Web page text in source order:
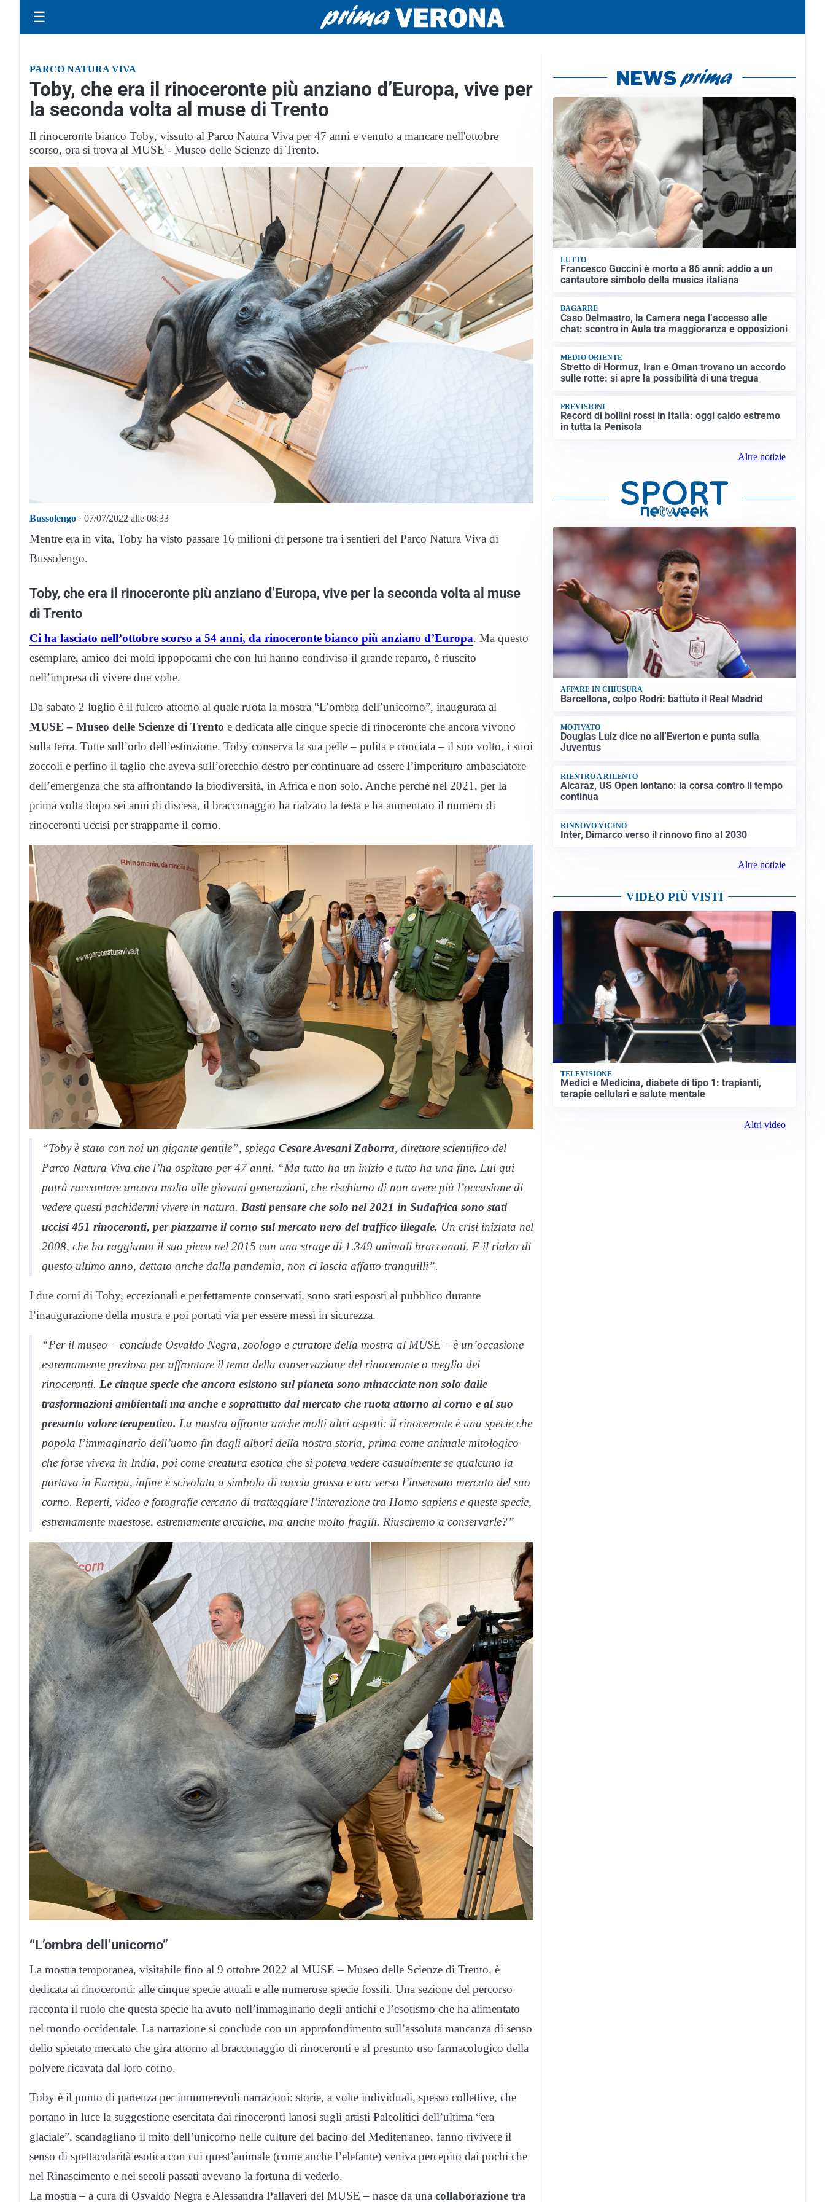
☰
PARCO NATURA VIVA
Toby, che era il rinoceronte più anziano d’Europa, vive per
la seconda volta al muse di Trento
Il rinoceronte bianco Toby, vissuto al Parco Natura Viva per 47 anni e venuto a mancare nell'ottobre
scorso, ora si trova al MUSE - Museo delle Scienze di Trento.
Bussolengo · 07/07/2022 alle 08:33
Mentre era in vita, Toby ha visto passare 16 milioni di persone tra i sentieri del Parco Natura Viva di
Bussolengo.
Toby, che era il rinoceronte più anziano d’Europa, vive per la seconda volta al muse
di Trento
Ci ha lasciato nell’ottobre scorso a 54 anni, da rinoceronte bianco più anziano d’Europa. Ma questo
esemplare, amico dei molti ippopotami che con lui hanno condiviso il grande reparto, è riuscito
nell’impresa di vivere due volte.
Da sabato 2 luglio è il fulcro attorno al quale ruota la mostra “L’ombra dell’unicorno”, inaugurata al
MUSE – Museo delle Scienze di Trento e dedicata alle cinque specie di rinoceronte che ancora vivono
sulla terra. Tutte sull’orlo dell’estinzione. Toby conserva la sua pelle – pulita e conciata – il suo volto, i suoi
zoccoli e perfino il taglio che aveva sull’orecchio destro per continuare ad essere l’imperituro ambasciatore
dell’emergenza che sta affrontando la biodiversità, in Africa e non solo. Anche perchè nel 2021, per la
prima volta dopo sei anni di discesa, il bracconaggio ha rialzato la testa e ha aumentato il numero di
rinoceronti uccisi per strapparne il corno.
“Toby è stato con noi un gigante gentile”, spiega Cesare Avesani Zaborra, direttore scientifico del
Parco Natura Viva che l’ha ospitato per 47 anni. “Ma tutto ha un inizio e tutto ha una fine. Lui qui
potrà raccontare ancora molto alle giovani generazioni, che rischiano di non avere più l’occasione di
vedere questi pachidermi vivere in natura. Basti pensare che solo nel 2021 in Sudafrica sono stati
uccisi 451 rinoceronti, per piazzarne il corno sul mercato nero del traffico illegale. Un crisi iniziata nel
2008, che ha raggiunto il suo picco nel 2015 con una strage di 1.349 animali bracconati. E il rialzo di
questo ultimo anno, dettato anche dalla pandemia, non ci lascia affatto tranquilli”.
I due corni di Toby, eccezionali e perfettamente conservati, sono stati esposti al pubblico durante
l’inaugurazione della mostra e poi portati via per essere messi in sicurezza.
“Per il museo – conclude Osvaldo Negra, zoologo e curatore della mostra al MUSE – è un’occasione
estremamente preziosa per affrontare il tema della conservazione del rinoceronte o meglio dei
rinoceronti. Le cinque specie che ancora esistono sul pianeta sono minacciate non solo dalle
trasformazioni ambientali ma anche e soprattutto dal mercato che ruota attorno al corno e al suo
presunto valore terapeutico. La mostra affronta anche molti altri aspetti: il rinoceronte è una specie che
popola l’immaginario dell’uomo fin dagli albori della nostra storia, prima come animale mitologico
che forse viveva in India, poi come creatura esotica che si poteva vedere casualmente se qualcuno la
portava in Europa, infine è scivolato a simbolo di caccia grossa e ora verso l’insensato mercato del suo
corno. Reperti, video e fotografie cercano di tratteggiare l’interazione tra Homo sapiens e queste specie,
estremamente maestose, estremamente arcaiche, ma anche molto fragili. Riusciremo a conservarle?”
“L’ombra dell’unicorno”
La mostra temporanea, visitabile fino al 9 ottobre 2022 al MUSE – Museo delle Scienze di Trento, è
dedicata ai rinoceronti: alle cinque specie attuali e alle numerose specie fossili. Una sezione del percorso
racconta il ruolo che questa specie ha avuto nell’immaginario degli antichi e l’esotismo che ha alimentato
nel mondo occidentale. La narrazione si conclude con un approfondimento sull’assoluta mancanza di senso
dello spietato mercato che gira attorno al bracconaggio di rinoceronti e al presunto uso farmacologico della
polvere ricavata dal loro corno.
Toby è il punto di partenza per innumerevoli narrazioni: storie, a volte individuali, spesso collettive, che
portano in luce la suggestione esercitata dai rinoceronti lanosi sugli artisti Paleolitici dell’ultima “era
glaciale”, scandagliano il mito dell’unicorno nelle culture del bacino del Mediterraneo, fanno rivivere il
senso di spettacolarità esotica con cui quest’animale (come anche l’elefante) veniva percepito dai pochi che
nel Rinascimento e nei secoli passati avevano la fortuna di vederlo.
La mostra – a cura di Osvaldo Negra e Alessandra Pallaveri del MUSE – nasce da una collaborazione tra
LUTTO
Francesco Guccini è morto a 86 anni: addio a un
cantautore simbolo della musica italiana
BAGARRE
Caso Delmastro, la Camera nega l’accesso alle
chat: scontro in Aula tra maggioranza e opposizioni
MEDIO ORIENTE
Stretto di Hormuz, Iran e Oman trovano un accordo
sulle rotte: si apre la possibilità di una tregua
PREVISIONI
Record di bollini rossi in Italia: oggi caldo estremo
in tutta la Penisola
Altre notizie
AFFARE IN CHIUSURA
Barcellona, colpo Rodri: battuto il Real Madrid
MOTIVATO
Douglas Luiz dice no all’Everton e punta sulla
Juventus
RIENTRO A RILENTO
Alcaraz, US Open lontano: la corsa contro il tempo
continua
RINNOVO VICINO
Inter, Dimarco verso il rinnovo fino al 2030
Altre notizie
VIDEO PIÙ VISTI
TELEVISIONE
Medici e Medicina, diabete di tipo 1: trapianti,
terapie cellulari e salute mentale
Altri video